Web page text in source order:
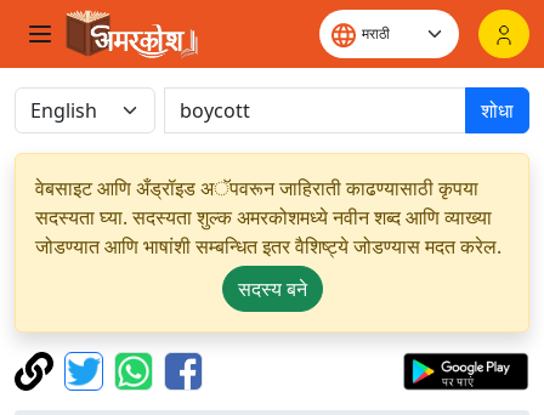
शोधा
वेबसाइट आणि अँड्रॉइड अॅपवरून जाहिराती काढण्यासाठी कृपया
सदस्यता घ्या. सदस्यता शुल्क अमरकोशमध्ये नवीन शब्द आणि व्याख्या
जोडण्यात आणि भाषांशी सम्बन्धित इतर वैशिष्ट्ये जोडण्यास मदत करेल.
सदस्य बने